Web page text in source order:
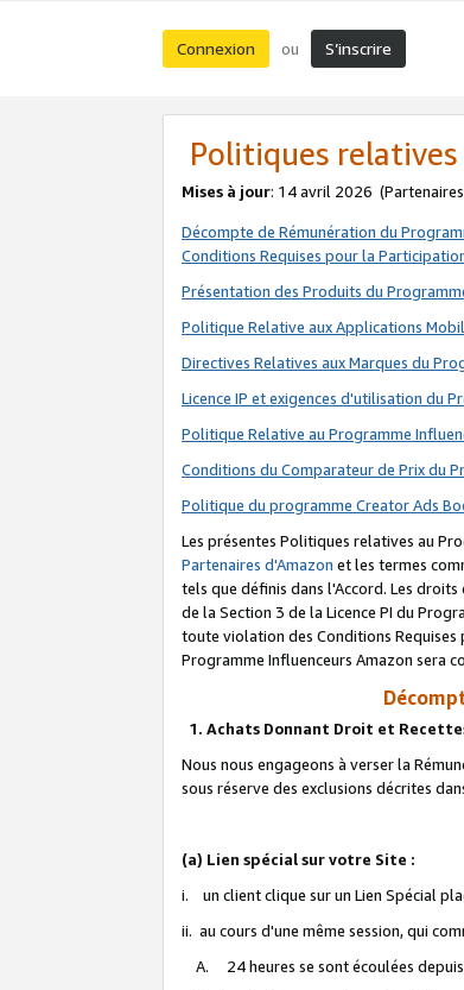
Connexion ou S’inscrire
Politiques
Mises à jour: 14 avril 2026
Décompte de Rémunération du
Conditions Requises pour la
Présentation des Produits du
Politique Relative aux Applications
Directives Relatives aux Marques du
Licence IP et exigences d'utilisation du
Politique Relative au Programme
Conditions du Comparateur de Prix du
Politique du programme Creator Ads
Les présentes Politiques relatives au
Partenaires d'Amazon et les termes
tels que définis dans l'Accord. Les
de la Section 3 de la Licence PI du
toute violation des Conditions Requises
Programme Influenceurs Amazon sera
1. Achats Donnant Droit et
Nous nous engageons à verser la
sous réserve des exclusions décrites
(a) Lien spécial sur votre Site :
i. un client clique sur un Lien Spécial
ii. au cours d'une même session, qui
A. 24 heures se sont écoulées